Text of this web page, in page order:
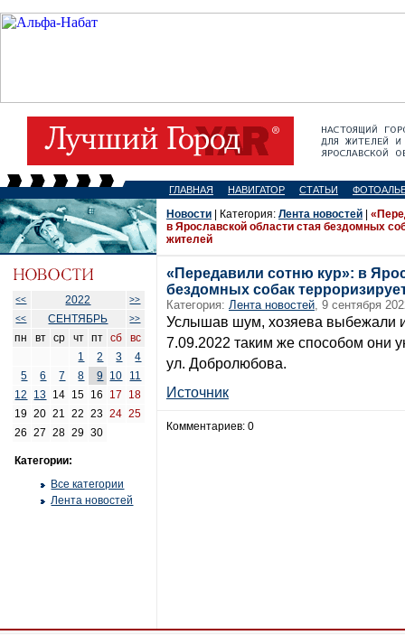
ГЛАВНАЯ НАВИГАТОР СТАТЬИ
<< 2022
>>
<<
СЕНТЯБРЬ >>
пн вт ср чт пт сб
вс
1
2 3
4
5
6 7 8 9 10
11
12
13 14 15 16 17
18
19 20 21 22 23 24 25
26
27 28 29 30
Категории:
Все категории
Лента новостей
Новости | Категория: Лента новостей
в Ярославской области стая бездомных
жителей
«Передавили сотню кур»: в
бездомных собак
Категория: Лента новостей, 9 сентября
Услышав шум, хозяева выбежали
7.09.2022 таким же способом они
ул. Добролюбова.
Источник
Комментариев: 0